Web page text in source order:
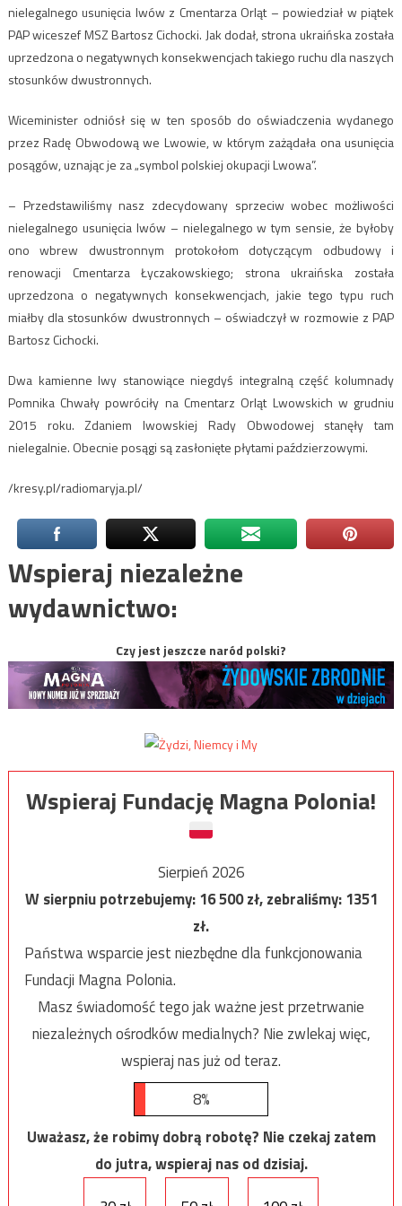
nielegalnego usunięcia lwów z Cmentarza Orląt – powiedział w piątek
PAP wiceszef MSZ Bartosz Cichocki. Jak dodał, strona ukraińska została
uprzedzona o negatywnych konsekwencjach takiego ruchu dla naszych
stosunków dwustronnych.
Wiceminister odniósł się w ten sposób do oświadczenia wydanego
przez Radę Obwodową we Lwowie, w którym zażądała ona usunięcia
posągów, uznając je za „symbol polskiej okupacji Lwowa”.
– Przedstawiliśmy nasz zdecydowany sprzeciw wobec możliwości
nielegalnego usunięcia lwów – nielegalnego w tym sensie, że byłoby
ono wbrew dwustronnym protokołom dotyczącym odbudowy i
renowacji Cmentarza Łyczakowskiego; strona ukraińska została
uprzedzona o negatywnych konsekwencjach, jakie tego typu ruch
miałby dla stosunków dwustronnych – oświadczył w rozmowie z PAP
Bartosz Cichocki.
Dwa kamienne lwy stanowiące niegdyś integralną część kolumnady
Pomnika Chwały powróciły na Cmentarz Orląt Lwowskich w grudniu
2015 roku. Zdaniem lwowskiej Rady Obwodowej stanęły tam
nielegalnie. Obecnie posągi są zasłonięte płytami paździerzowymi.
/kresy.pl/radiomaryja.pl/
Wspieraj niezależne
wydawnictwo:
Czy jest jeszcze naród polski?
Wspieraj Fundację Magna Polonia!
Sierpień 2026
W sierpniu potrzebujemy:16 500zł, zebraliśmy:1351
zł.
Państwa wsparcie jest niezbędne dla funkcjonowania
Fundacji Magna Polonia.
Masz świadomość tego jak ważne jest przetrwanie
niezależnych ośrodków medialnych? Nie zwlekaj więc,
wspieraj nas już od teraz.
8%
Uważasz, że robimy dobrą robotę? Nie czekaj zatem
do jutra, wspieraj nas od dzisiaj.